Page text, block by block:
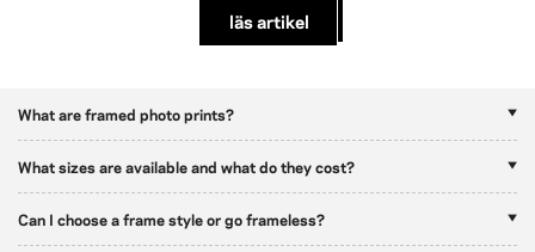
läs artikel
What are framed photo prints?
What sizes are available and what do they cost?
Can I choose a frame style or go frameless?